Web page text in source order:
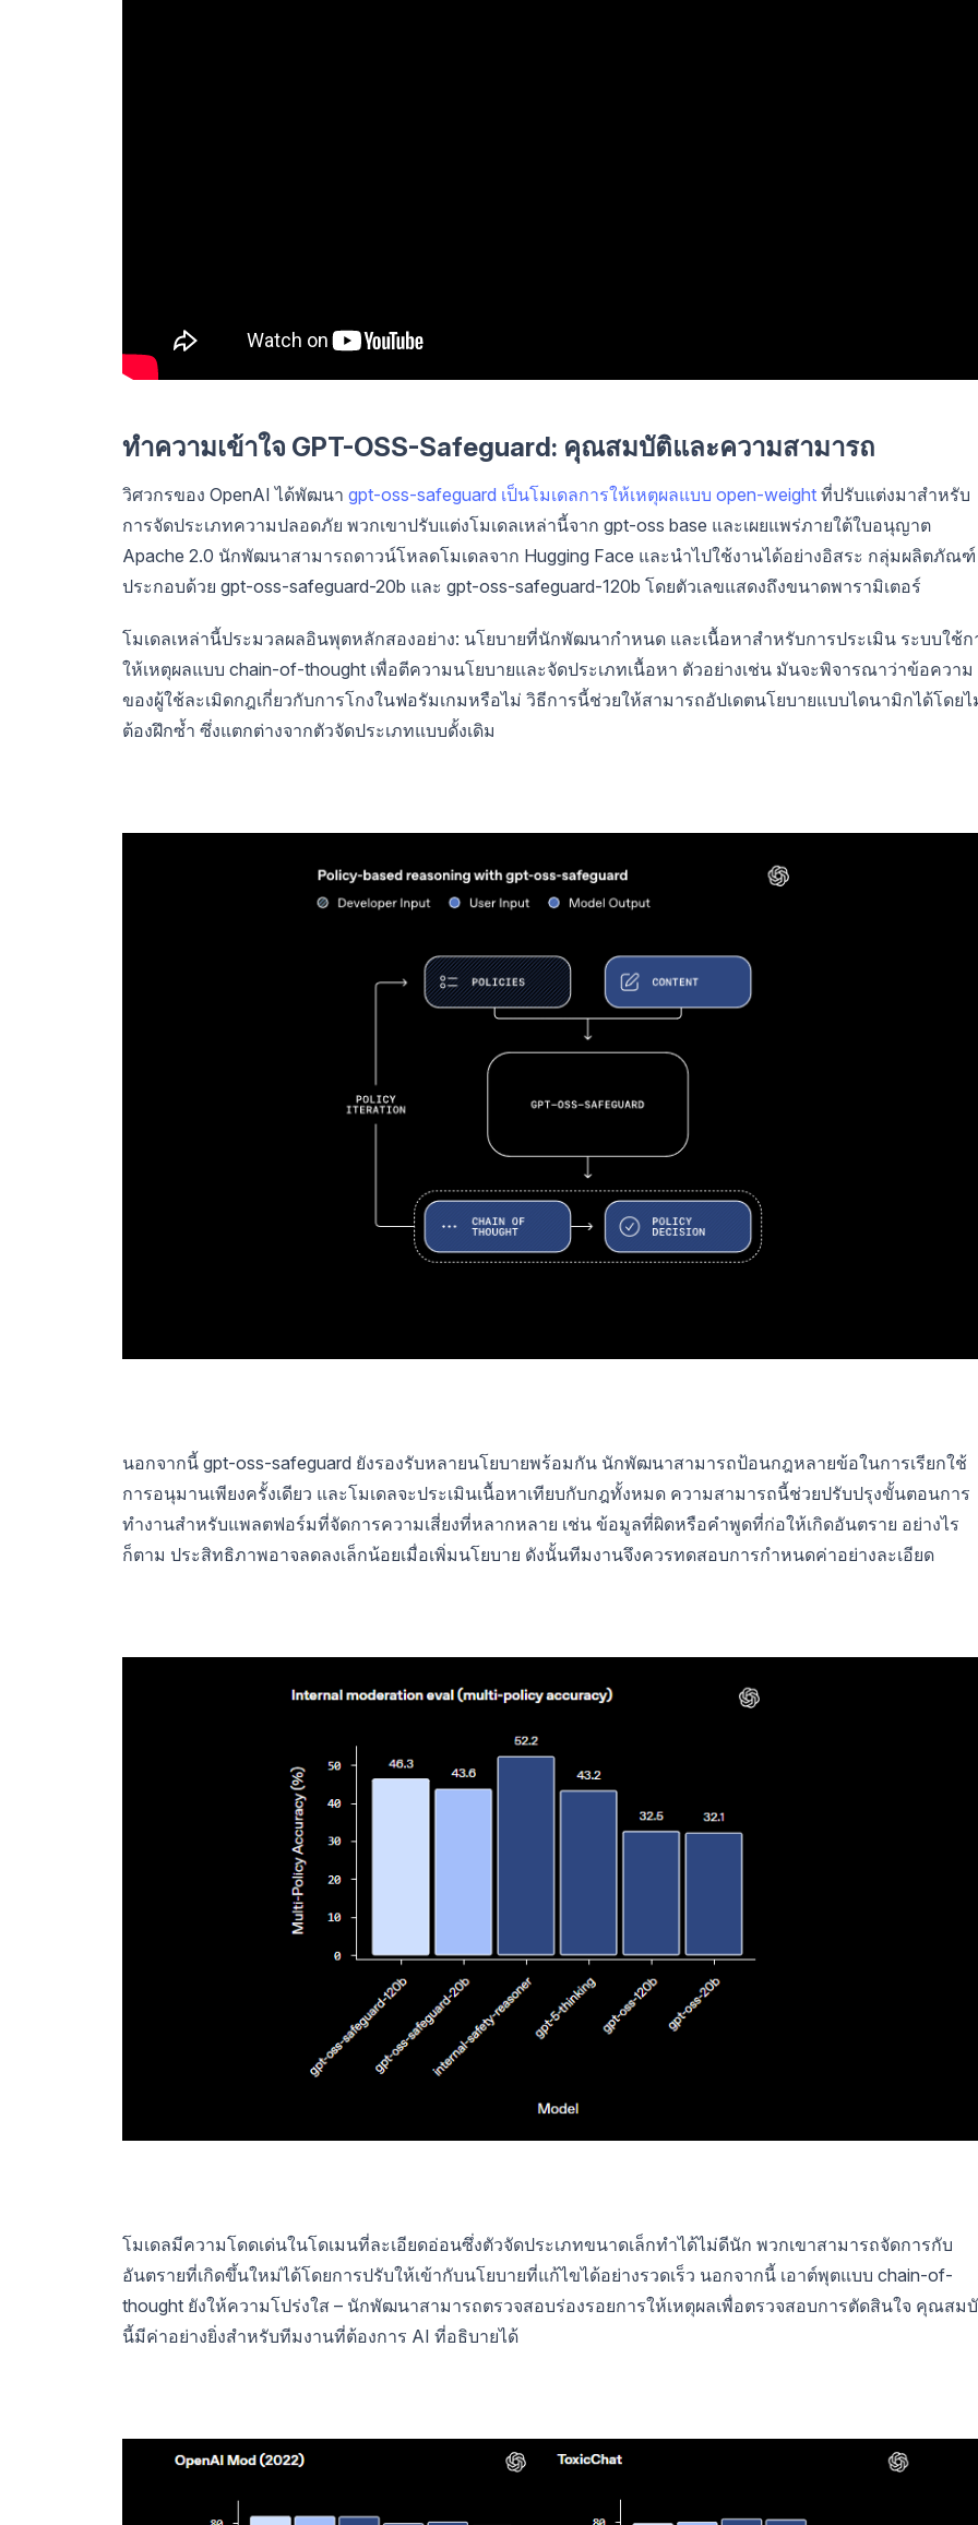
ทำความเข้าใจ GPT-OSS-Safeguard: คุณสมบัติและความสามารถ
วิศวกรของ OpenAI ได้พัฒนา gpt-oss-safeguard เป็นโมเดลการให้เหตุผลแบบ open-weight ที่ปรับแต่งมาสำหรับ
การจัดประเภทความปลอดภัย พวกเขาปรับแต่งโมเดลเหล่านี้จาก gpt-oss base และเผยแพร่ภายใต้ใบอนุญาต
Apache 2.0 นักพัฒนาสามารถดาวน์โหลดโมเดลจาก Hugging Face และนำไปใช้งานได้อย่างอิสระ กลุ่มผลิตภัณฑ์
ประกอบด้วย gpt-oss-safeguard-20b และ gpt-oss-safeguard-120b โดยตัวเลขแสดงถึงขนาดพารามิเตอร์
โมเดลเหล่านี้ประมวลผลอินพุตหลักสองอย่าง: นโยบายที่นักพัฒนากำหนด และเนื้อหาสำหรับการประเมิน ระบบใช้ก
ให้เหตุผลแบบ chain-of-thought เพื่อตีความนโยบายและจัดประเภทเนื้อหา ตัวอย่างเช่น มันจะพิจารณาว่าข้อความ
ของผู้ใช้ละเมิดกฎเกี่ยวกับการโกงในฟอรัมเกมหรือไม่ วิธีการนี้ช่วยให้สามารถอัปเดตนโยบายแบบไดนามิกได้โดยไ
ต้องฝึกซ้ำ ซึ่งแตกต่างจากตัวจัดประเภทแบบดั้งเดิม
นอกจากนี้ gpt-oss-safeguard ยังรองรับหลายนโยบายพร้อมกัน นักพัฒนาสามารถป้อนกฎหลายข้อในการเรียกใช้
การอนุมานเพียงครั้งเดียว และโมเดลจะประเมินเนื้อหาเทียบกับกฎทั้งหมด ความสามารถนี้ช่วยปรับปรุงขั้นตอนการ
ทำงานสำหรับแพลตฟอร์มที่จัดการความเสี่ยงที่หลากหลาย เช่น ข้อมูลที่ผิดหรือคำพูดที่ก่อให้เกิดอันตราย อย่างไร
ก็ตาม ประสิทธิภาพอาจลดลงเล็กน้อยเมื่อเพิ่มนโยบาย ดังนั้นทีมงานจึงควรทดสอบการกำหนดค่าอย่างละเอียด
โมเดลมีความโดดเด่นในโดเมนที่ละเอียดอ่อนซึ่งตัวจัดประเภทขนาดเล็กทำได้ไม่ดีนัก พวกเขาสามารถจัดการกับ
อันตรายที่เกิดขึ้นใหม่ได้โดยการปรับให้เข้ากับนโยบายที่แก้ไขได้อย่างรวดเร็ว นอกจากนี้ เอาต์พุตแบบ chain-of-
thought ยังให้ความโปร่งใส – นักพัฒนาสามารถตรวจสอบร่องรอยการให้เหตุผลเพื่อตรวจสอบการตัดสินใจ คุณสม
นี้มีค่าอย่างยิ่งสำหรับทีมงานที่ต้องการ AI ที่อธิบายได้